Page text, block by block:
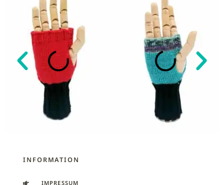
INFORMATION
IMPRESSUM